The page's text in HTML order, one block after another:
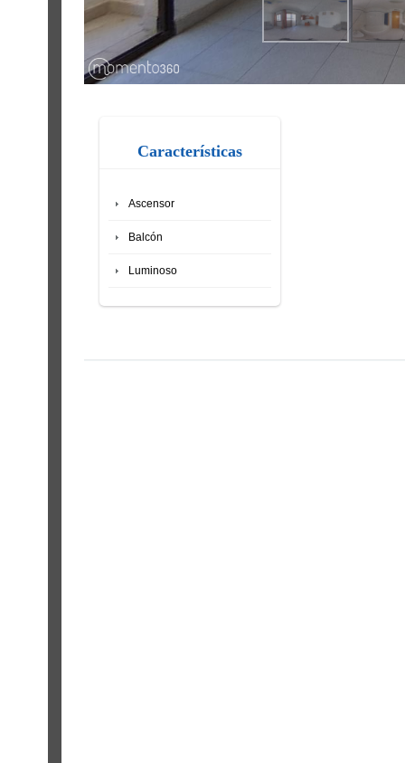
Características
Ascensor
Balcón
Luminoso